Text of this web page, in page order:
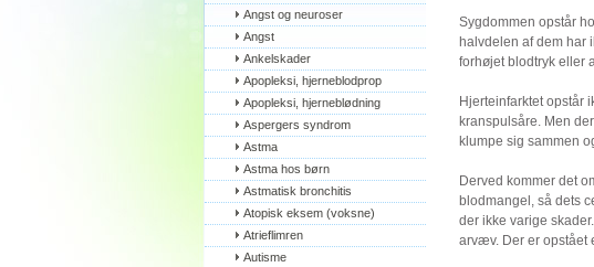
Angst og neuroser
Angst
Ankelskader
Apopleksi, hjerneblodprop
Apopleksi, hjerneblødning
Aspergers syndrom
Astma
Astma hos børn
Astmatisk bronchitis
Atopisk eksem (voksne)
Atrieflimren
Autisme
Sygdommen opstår
halvdelen af dem har
forhøjet blodtryk eller
Hjerteinfarktet opstår
kranspulsåre. Men
klumpe sig sammen
Derved kommer det
blodmangel, så dets
der ikke varige
arvæv. Der er opstået